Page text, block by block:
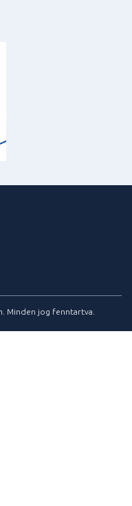
Minden jog fenntartva.